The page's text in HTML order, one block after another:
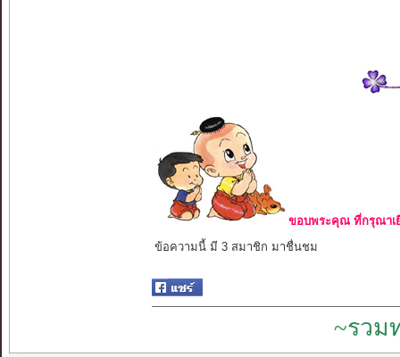
ขอบพระคุณ ที่กรุณาเ
ข้อความนี้ มี 3 สมาชิก มาชื่นชม
~รวม